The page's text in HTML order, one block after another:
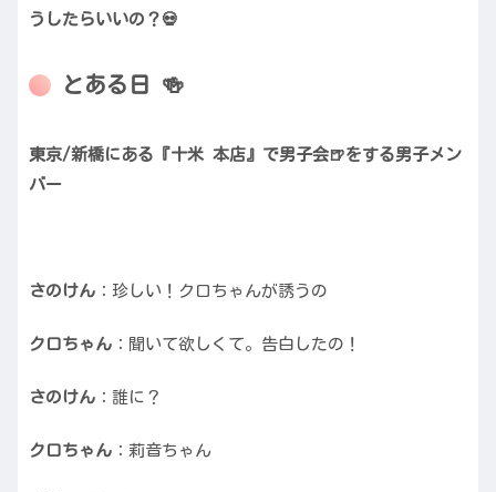
うしたらいいの？💀
とある日 🍻
東京/新橋にある『十米 本店』で男子会🍺をする男子メン
バー
さのけん ：珍しい！クロちゃんが誘うの
クロちゃん ：聞いて欲しくて。告白したの！
さのけん ：誰に？
クロちゃん ：莉音ちゃん